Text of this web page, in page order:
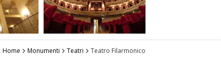
Home Monumenti Teatri Teatro Filarmonico